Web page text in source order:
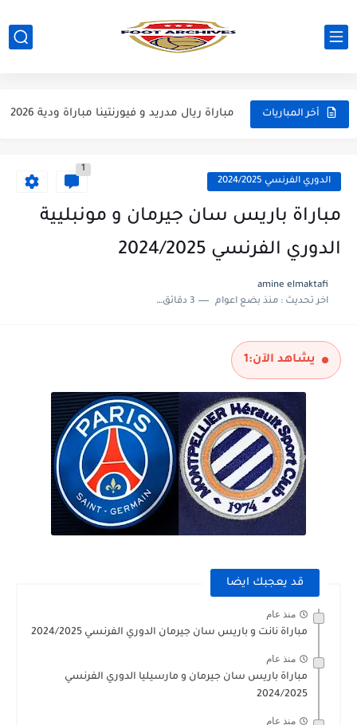
أخر المباريات
مباراة مانشستر يونايتد و اتلتيكو مدريد مباراة ودية 2026
مباراة ريال مدريد و فيورنتينا مباراة ودية 2026
مباراة برشلونة و بيرمنغهام مباراة ودية 2026
مباراة سيلتيك و ميلان مباراة ودية 2026
الدوري الفرنسي 2024/2025
1
مباراة باريس سان جيرمان و مونبليية
الدوري الفرنسي 2024/2025
amine elmaktafi
اخر تحديث :منذ بضع اعوام 3 دقائق للقراءة
يشاهد الآن:1
قد يعجبك ايضا
منذ عام
مباراة نانت و باريس سان جيرمان الدوري الفرنسي 2024/2025
منذ عام
مباراة باريس سان جيرمان و مارسيليا الدوري الفرنسي
2024/2025
منذ عام